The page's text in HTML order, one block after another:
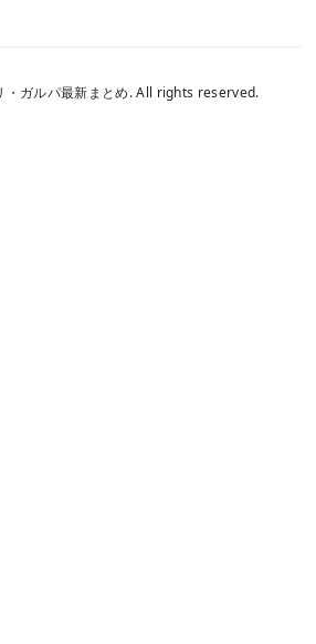
ガルパ最新まとめ. All rights reserved.